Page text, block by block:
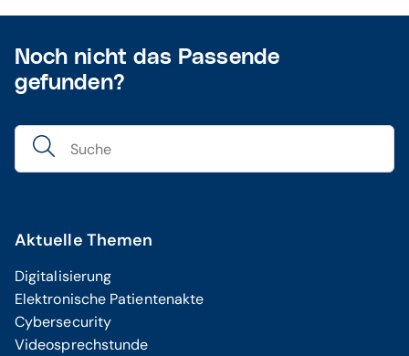
Noch nicht das Passende
gefunden?
Aktuelle Themen
Digitalisierung
Elektronische Patientenakte
Cybersecurity
Videosprechstunde